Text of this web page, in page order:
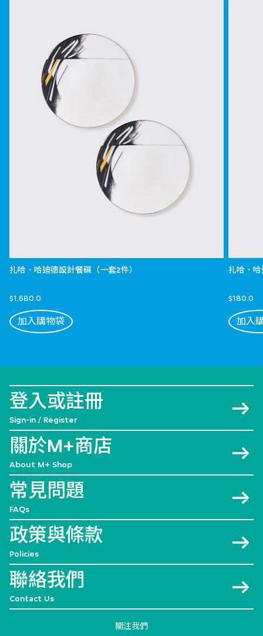
扎哈．哈迪德設計餐碟（一套2件）
$1,680.0
加入購物袋
扎哈．
$180.0
加入
登入或註冊
Sign-in / Register
關於M+商店
About M+ Shop
常見問題
FAQs
政策與條款
Policies
聯絡我們
Contact Us
關注我們